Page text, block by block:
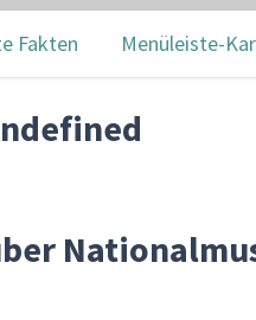
Fakten Menüleiste-